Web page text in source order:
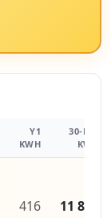
Y1
KWH
30-LAT
KWH
416 11 873